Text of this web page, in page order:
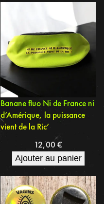
Banane fluo Ni de France ni
d’Amérique, la puissance
vient de la Ric’
12,00€
Ajouter au panier